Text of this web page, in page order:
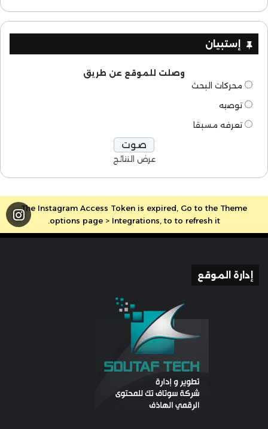
إستبيان
وصلت للموقع عن طريق
محركات البحث
توصيه
تعرفه مسبقا
عرض النتائج
The Instagram Access Token is expired, Go to the Theme
options page > Integrations, to to refresh it.
إدارة الموقع